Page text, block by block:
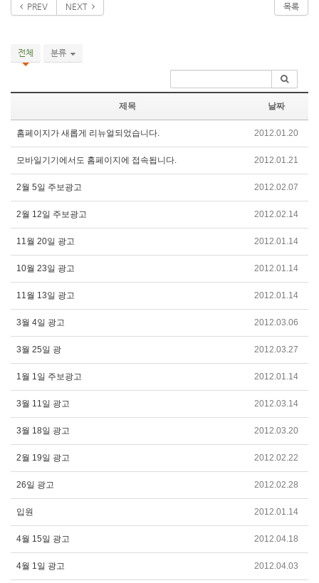
PREV NEXT 목록
전체 분류
제목 날짜
홈페이지가 새롭게 리뉴얼되었습니다. 2012.01.20
모바일기기에서도 홈페이지에 접속됩니다. 2012.01.21
2월 5일 주보광고 2012.02.07
2월 12일 주보광고 2012.02.14
11월 20일 광고 2012.01.14
10월 23일 광고 2012.01.14
11월 13일 광고 2012.01.14
3월 4일 광고 2012.03.06
3월 25일 광 2012.03.27
1월 1일 주보광고 2012.01.14
3월 11일 광고 2012.03.14
3월 18일 광고 2012.03.20
2월 19일 광고 2012.02.22
26일 광고 2012.02.28
입원 2012.01.14
4월 15일 광고 2012.04.18
4월 1일 광고 2012.04.03